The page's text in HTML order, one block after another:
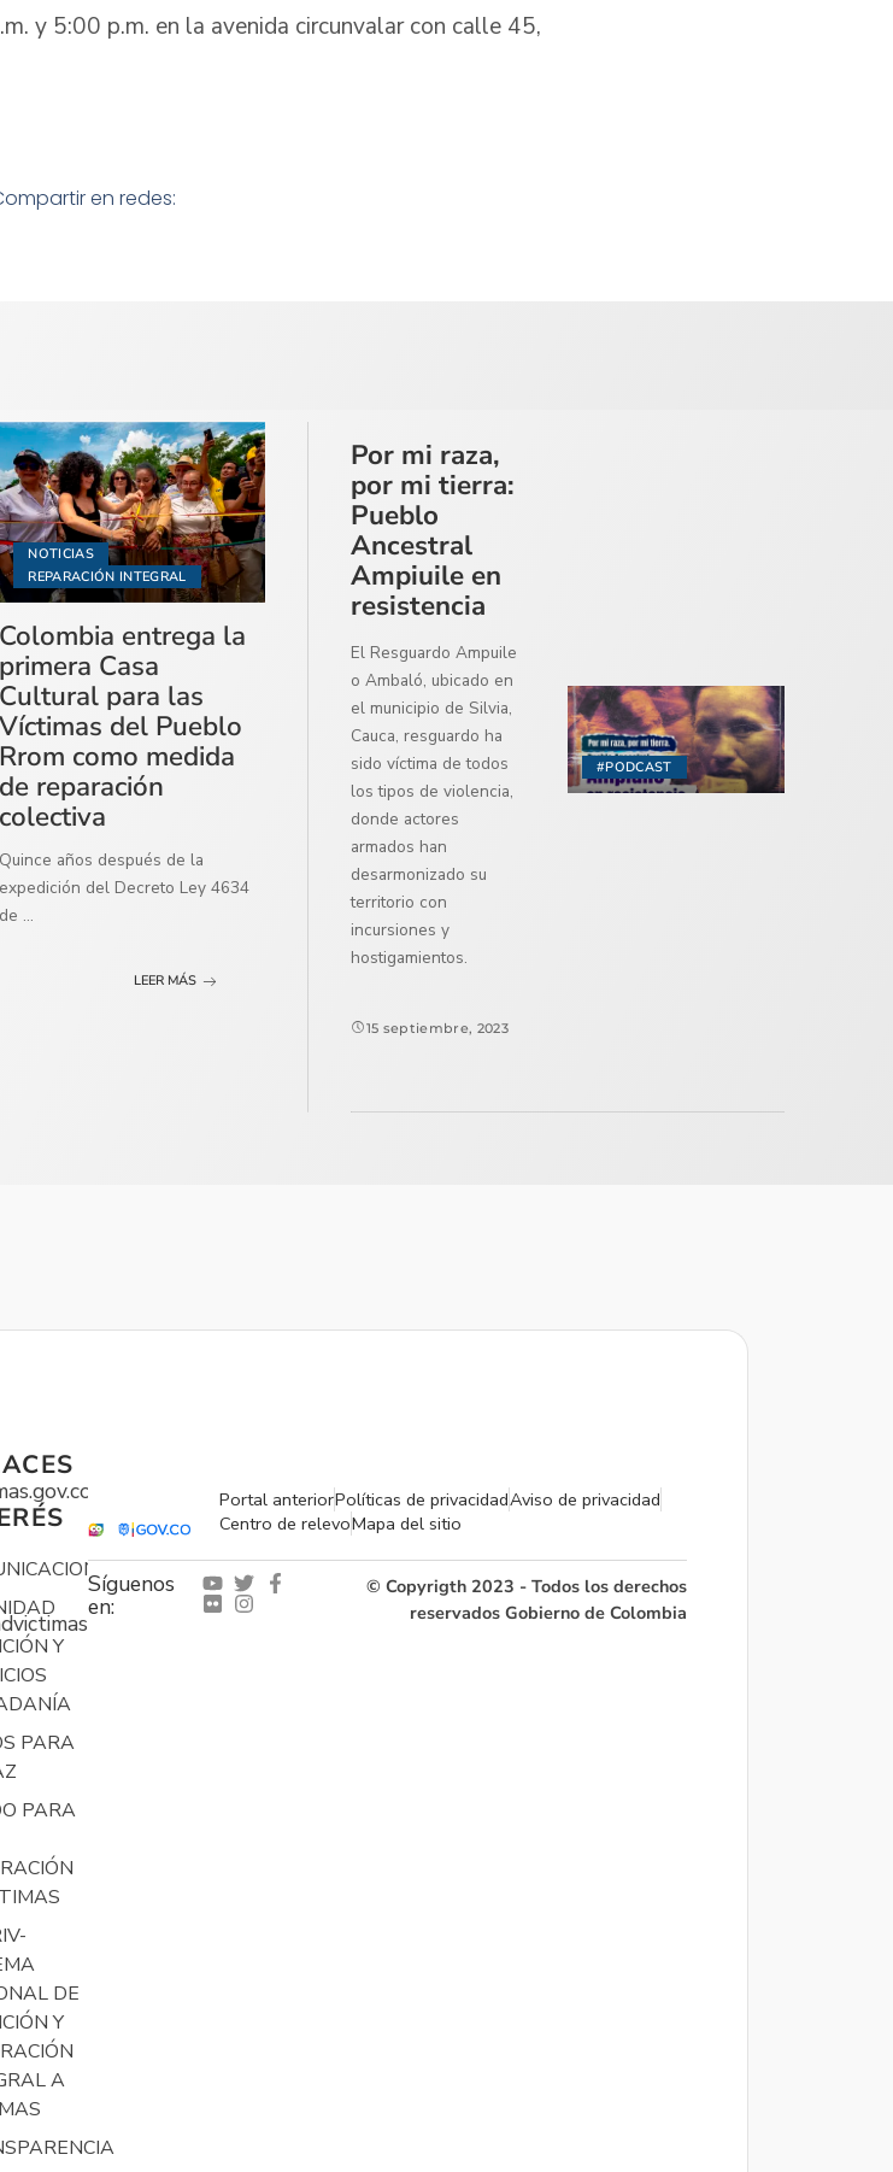
y 5:00 p.m. en la avenida circunvalar con calle 45,
en redes:
NOTICIAS
REPARACIÓN INTEGRAL
Colombia entrega la
primera Casa
Cultural para las
Víctimas del Pueblo
Rrom como medida
de reparación
colectiva
Quince años después de la
expedición del Decreto Ley 4634
de ...
LEER MÁS
#PODCAST
Por mi raza,
por mi tierra:
Pueblo
Ancestral
Ampiuile en
resistencia
El Resguardo Ampuile
o Ambaló, ubicado en
el municipio de Silvia,
Cauca, resguardo ha
sido víctima de todos
los tipos de violencia,
donde actores
armados han
desarmonizado su
territorio con
incursiones y
hostigamientos.
15 septiembre, 2023
Y
PARA
PARA
DE
Y
A
Portal anteriorPolíticas de privacidadAviso de privacidad
Centro de relevoMapa del sitio
Síguenos
en:
© Copyrigth 2023 - Todos los derechos
reservados Gobierno de Colombia